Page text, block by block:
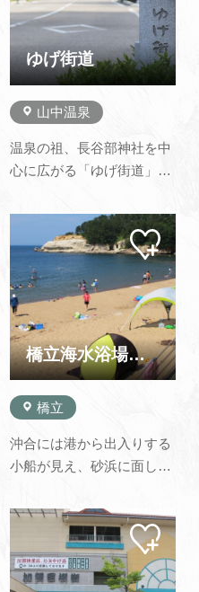
れません。 砂浜の横には広
い…
ゆげ街道
山中温泉
温泉の祖、長谷部神社を中
心に広がる「ゆげ街道」。
ャラリー店が多く軒を連ね
ます。また、街道には
CAFEや食事処、美味しい
コロッケのお店もあり、散
策が楽しめます。
橋立海水浴場（橋立マリンビーチ）
橋立
沖合には港から出入りする
小船が見え、砂浜に面した
のがあります。 水産会社が
経営する海の家では、獲れ
たての新鮮な海鮮も食べる
ことができます。※海の
マイ
ペー
ジに
追加
マイ
ペー
ジに
追加